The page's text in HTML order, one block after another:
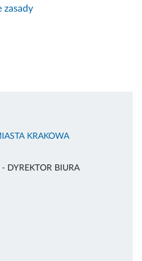
zasady
KRAKOWA
DYREKTOR BIURA